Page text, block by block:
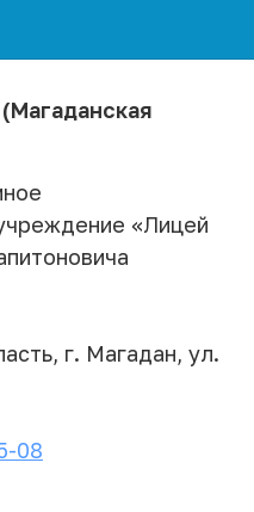
«Лицей
г. Магадан, ул.
08